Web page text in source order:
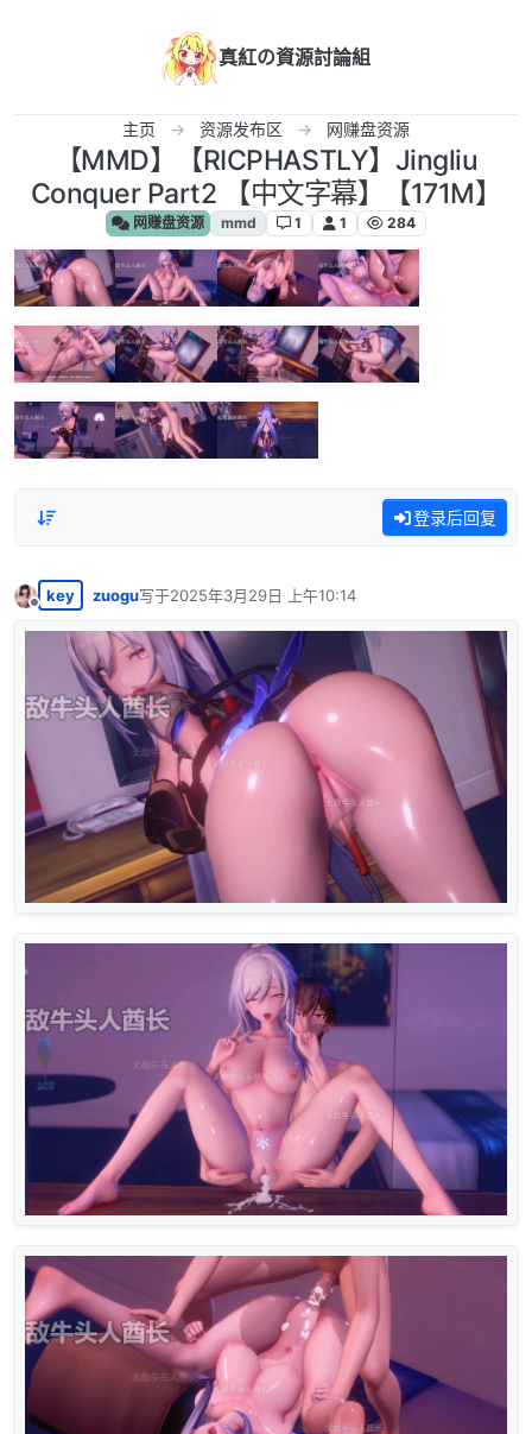
真紅の資源討論組
主页 资源发布区 网赚盘资源
【MMD】【RICPHASTLY】Jingliu
Conquer Part2 【中文字幕】【171M】
网赚盘资源 mmd 1 1 284
登录后回复
离线
key zuogu写于2025年3月29日 上午10:14
最后由 编辑